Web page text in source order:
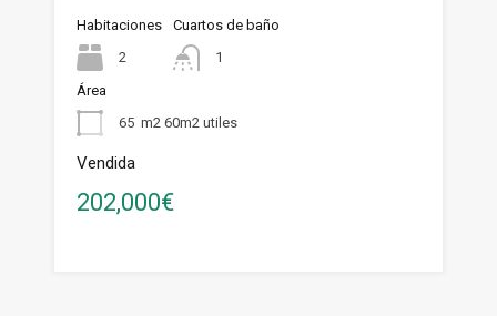
Habitaciones
2
Cuartos de baño
1
Área
65 m2 60m2 utiles
Vendida
202,000€